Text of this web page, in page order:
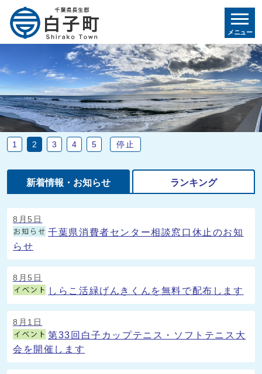
メニュー
1 2 3 4 5 停止
新着情報・お知らせ ランキング
新着情報・お知らせ
8月5日
千葉県消費者センター相談窓口休止のお知
らせ
8月5日
しらこ活緑げんきくんを無料で配布します
8月1日
第33回白子カップテニス・ソフトテニス大
会を開催します